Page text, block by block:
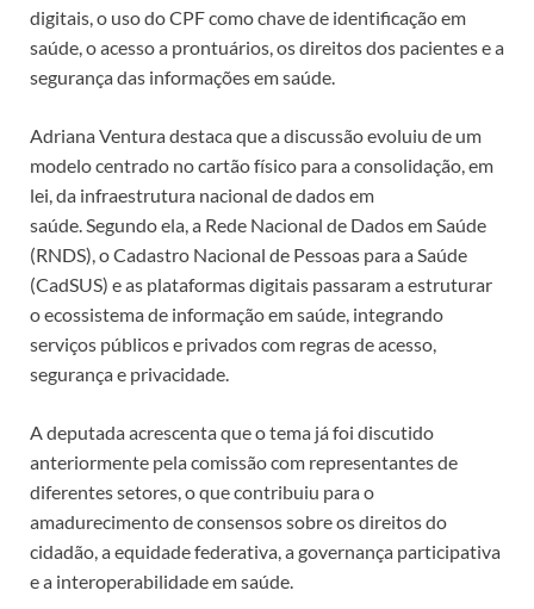
digitais, o uso do CPF como chave de identificação em
saúde, o acesso a prontuários, os direitos dos pacientes e a
segurança das informações em saúde.
Adriana Ventura destaca que a discussão evoluiu de um
modelo centrado no cartão físico para a consolidação, em
lei, da infraestrutura nacional de dados em
saúde. Segundo ela, a Rede Nacional de Dados em Saúde
(RNDS), o Cadastro Nacional de Pessoas para a Saúde
(CadSUS) e as plataformas digitais passaram a estruturar
o ecossistema de informação em saúde, integrando
serviços públicos e privados com regras de acesso,
segurança e privacidade.
A deputada acrescenta que o tema já foi discutido
anteriormente pela comissão com representantes de
diferentes setores, o que contribuiu para o
amadurecimento de consensos sobre os direitos do
cidadão, a equidade federativa, a governança participativa
e a interoperabilidade em saúde.